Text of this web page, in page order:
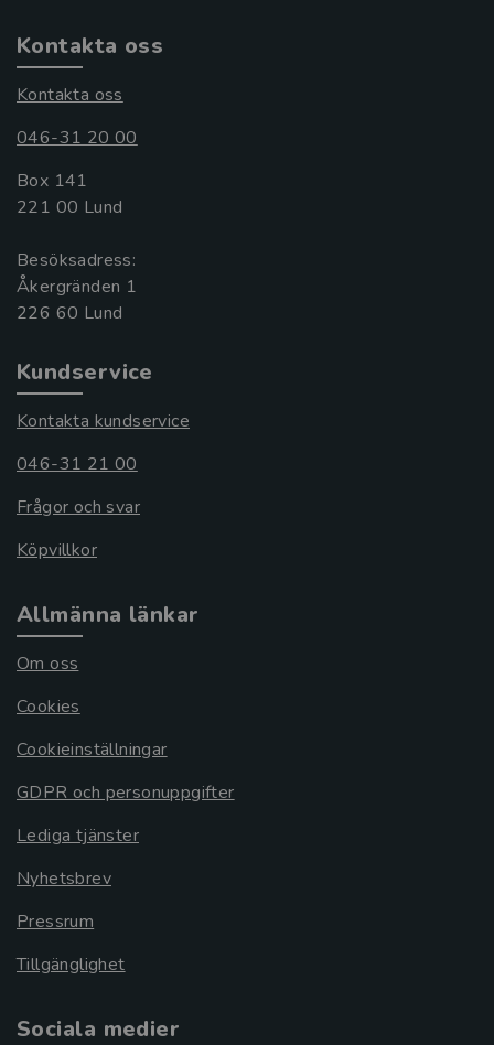
Kontakta oss
Kontakta oss
046-31 20 00
Box 141
221 00 Lund
Besöksadress:
Åkergränden 1
Kundservice
Kontakta kundservice
046-31 21 00
Frågor och svar
Köpvillkor
Allmänna länkar
Om oss
Cookies
Cookieinställningar
GDPR och personuppgifter
Lediga tjänster
Nyhetsbrev
Pressrum
Tillgänglighet
Sociala medier